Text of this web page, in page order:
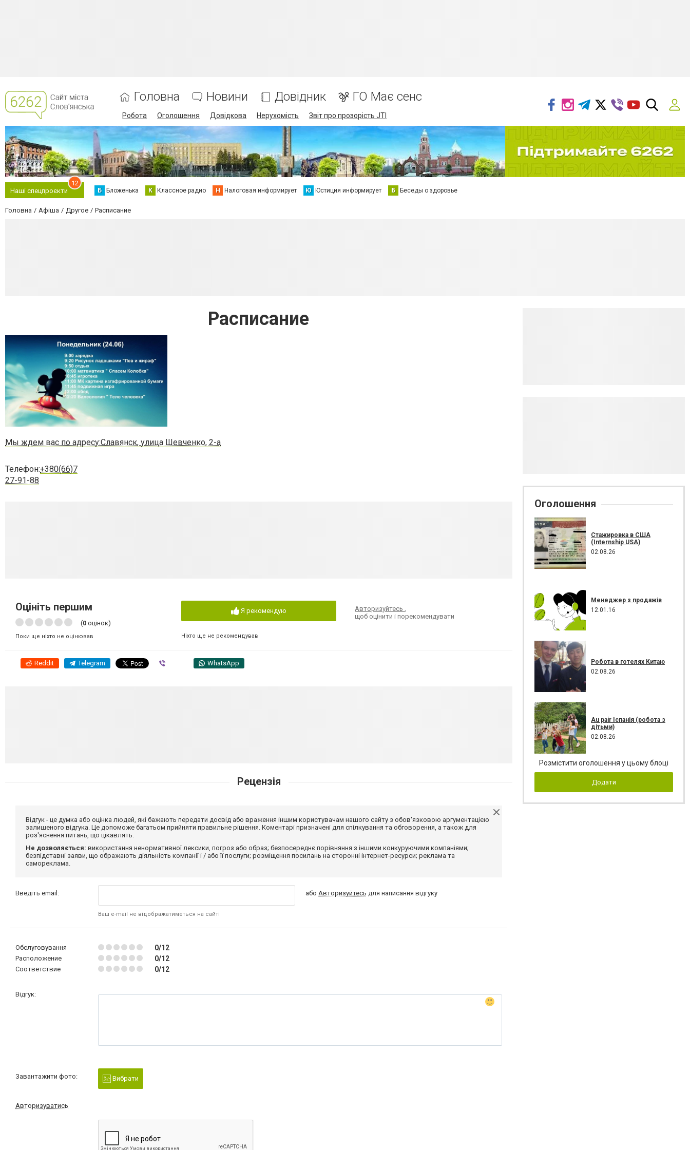
Головна Новини Довідник ГО Має сенс
Робота Оголошення Довідкова Нерухомість Звіт про прозорість JTI
Наші спецпроєкти
12
Б Бложенька К Классное радио Н Налоговая информирует Ю Юстиция информирует Б Беседы о здоровье
Головна Афіша Другое Расписание
Расписание
Мы ждем вас по адресу:Славянск, улица Шевченко, 2-а
Телефон:+380(66)7
27-91-88
Оцініть першим
(0 оцінок)
Поки ще ніхто не оцінював
Я рекомендую
Ніхто ще не рекомендував
Авторизуйтесь
щоб оцінити і порекомендувати
Reddit Telegram WhatsApp
Рецензія
Відгук - це думка або оцінка людей, які бажають передати досвід або враження іншим користувачам нашого сайту з обов'язковою аргументацією
залишеного відгука. Це допоможе багатьом прийняти правильне рішення. Коментарі призначені для спілкування та обговорення, а також для
роз'яснення питань, що цікавлять.
Не дозволяється: використання ненормативної лексики, погроз або образ; безпосереднє порівняння з іншими конкуруючими компаніями;
безпідставні заяви, що ображають діяльність компанії і / або її послуги; розміщення посилань на сторонні інтернет-ресурси; реклама та
самореклама.
Введіть email:
Ваш e-mail не відображатиметься на сайті
або Авторизуйтесь для написання відгуку
Обслуговування 0/12
Расположение 0/12
Соответствие 0/12
Відгук:
Завантажити фото: Вибрати
Авторизуватись
Оголошення
Стажировка в США
(Internship USA)
02.08.26
Менеджер з продажів
12.01.16
Робота в готелях Китаю
02.08.26
Au pair Іспанія (робота з
дітьми)
02.08.26
Розмістити оголошення у цьому блоці
Додати